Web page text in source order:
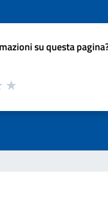
su questa